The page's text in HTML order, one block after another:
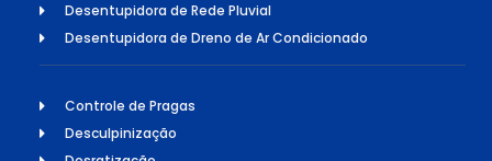
Desentupidora de Rede Pluvial
Desentupidora de Dreno de Ar Condicionado
Controle de Pragas
Desculpinização